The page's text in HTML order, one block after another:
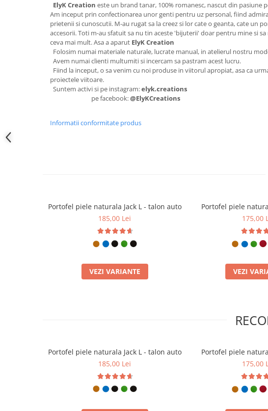
ElyK Creation este un brand tanar, 100% romanesc, nascut din pasiune
Am inceput prin confectionarea unor genti pentru uz personal, fiind
prietenii si cunoscutii. M-au rugat sa la creez si lor cate o geanta, cate un
accesorii. Toti m-au sfatuit sa nu tin aceste 'bijuterii' doar pentru mine si sa
ceva mai mult. Asa a aparut ElyK Creation
Folosim numai materiale naturale, lucrate manual, in atelierul nostru
Avem numai clienti multumiti si incercam sa pastram acest lucru.
Fiind la inceput, o sa venim cu noi produse in viitorul apropiat, asa ca
proiectele viitoare.
Suntem activi si pe instagram:elyk.creations
pe facebook:@ElyKCreations
Informatii conformitate produs
Portofel piele naturala Jack L - talon auto
185,00 Lei
VEZI VARIANTE
Portofel piele
175,00
VEZI
Portofel piele naturala Jack L - talon auto
185,00 Lei
Portofel piele
175,00